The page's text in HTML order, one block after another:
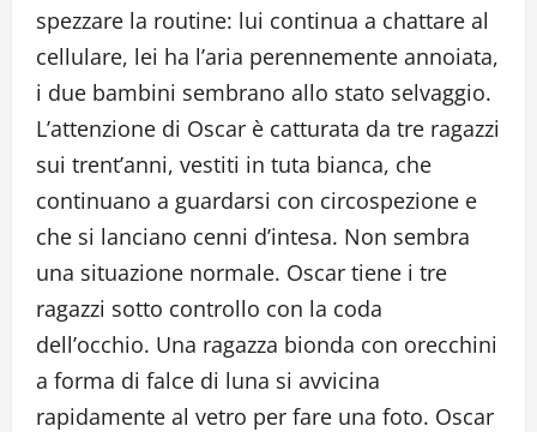
spezzare la routine: lui continua a chattare al
cellulare, lei ha l’aria perennemente annoiata,
i due bambini sembrano allo stato selvaggio.
L’attenzione di Oscar è catturata da tre ragazzi
sui trent’anni, vestiti in tuta bianca, che
continuano a guardarsi con circospezione e
che si lanciano cenni d’intesa. Non sembra
una situazione normale. Oscar tiene i tre
ragazzi sotto controllo con la coda
dell’occhio. Una ragazza bionda con orecchini
a forma di falce di luna si avvicina
rapidamente al vetro per fare una foto. Oscar